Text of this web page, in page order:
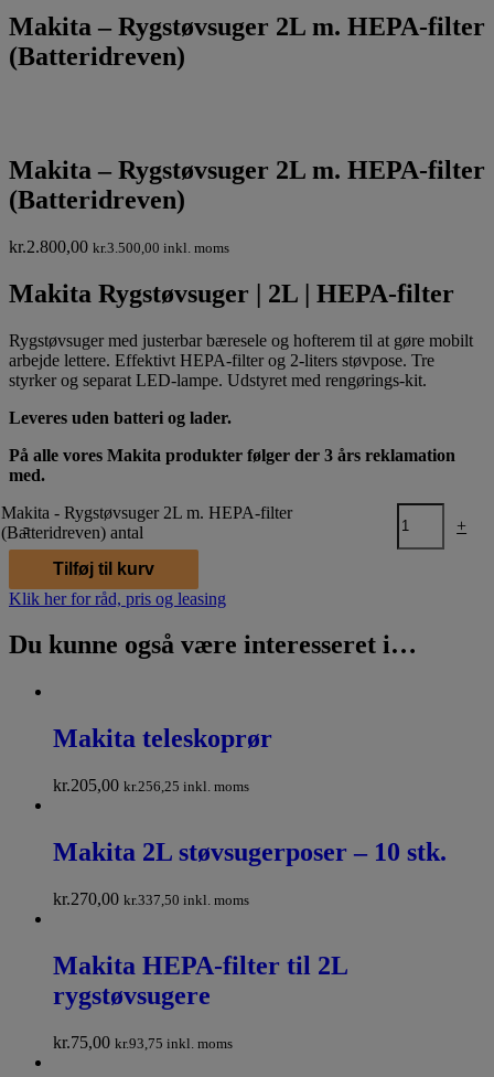
Makita – Rygstøvsuger 2L m. HEPA-filter
(Batteridreven)
Makita – Rygstøvsuger 2L m. HEPA-filter
(Batteridreven)
kr.2.800,00 kr.3.500,00 inkl. moms
Makita Rygstøvsuger | 2L | HEPA-filter
Rygstøvsuger med justerbar bæresele og hofterem til at gøre mobilt
arbejde lettere. Effektivt HEPA-filter og 2-liters støvpose. Tre
styrker og separat LED-lampe. Udstyret med rengørings-kit.
Leveres uden batteri og lader.
På alle vores Makita produkter følger der 3 års reklamation
med.
-
Makita - Rygstøvsuger 2L m. HEPA-filter
(Batteridreven) antal
+
Tilføj til kurv
Klik her for råd, pris og leasing
Du kunne også være interesseret i…
Makita teleskoprør
kr.205,00 kr.256,25 inkl. moms
Makita 2L støvsugerposer – 10 stk.
kr.270,00 kr.337,50 inkl. moms
Makita HEPA-filter til 2L
rygstøvsugere
kr.75,00 kr.93,75 inkl. moms